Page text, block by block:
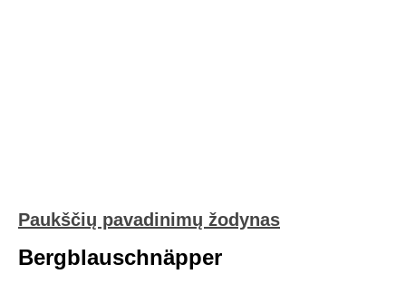
Paukščių pavadinimų žodynas
Bergblauschnäpper